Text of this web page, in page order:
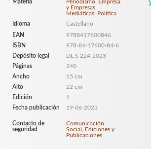
Materia Periodismo Empresa
y Empresas
Mediáticas Política
Idioma
Castellano
EAN
9788417600846
ISBN
978-84-17600-84-6
Depósito legal
DL S 224-2023
Páginas
240
Ancho
15 cm
Alto
22 cm
Edición
1
Fecha publicación
19-06-2023
Contacto de
seguridad
Comunicación
Social, Ediciones y
Publicaciones